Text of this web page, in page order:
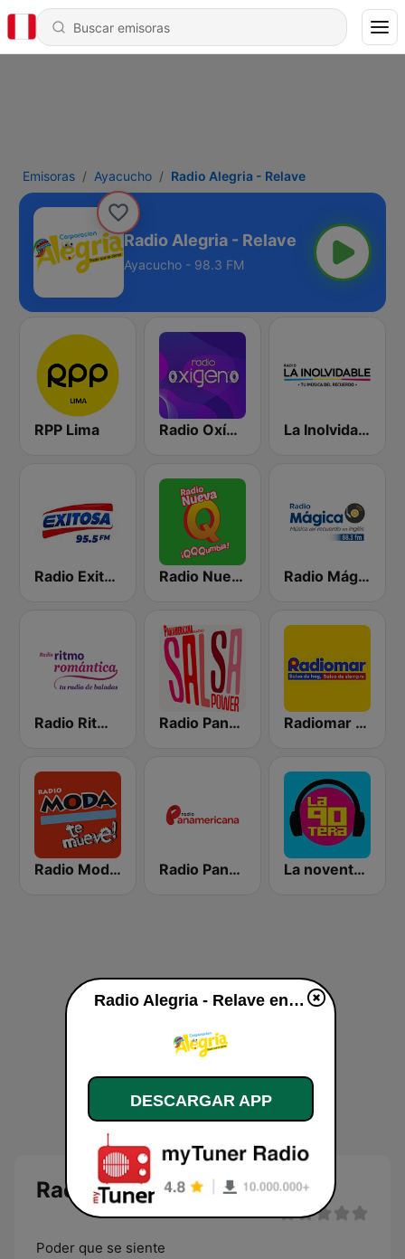
Emisoras Ayacucho Radio Alegria - Relave
Radio Alegria - Relave
Ayacucho - 98.3 FM
RPP Lima Radio Oxígeno La Inolvidable
Radio Exitosa Radio Nueva Q Radio Mágica 88.3 FM
Radio Ritmo Romántica Radio Panamericana - Salsa Power Radiomar 106.3 FM
Radio Moda FM 97.3 Radio Panamericana La noventera
Radio Alegria - Relave
Poder que se siente
Radio Alegria - Relave en vivo
DESCARGAR APP